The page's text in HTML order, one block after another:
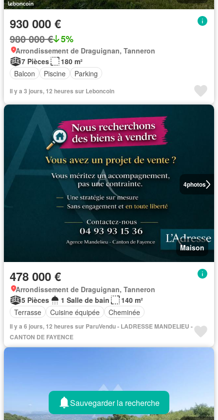
930 000 €
980 000 € 5%
Arrondissement de Draguignan, Tanneron
7 Pièces
180 m²
Balcon
Piscine Parking
Il y a 3 jours, 12 heures sur Leboncoin
4photos
Maison
478 000 €
Arrondissement de Draguignan, Tanneron
5 Pièces
1 Salle de bain
140 m²
Terrasse
Cuisine équipée Cheminée
Il y a 6 jours, 12 heures sur ParuVendu - LADRESSE MANDELIEU -
CANTON DE FAYENCE
Sauvegarder la recherche